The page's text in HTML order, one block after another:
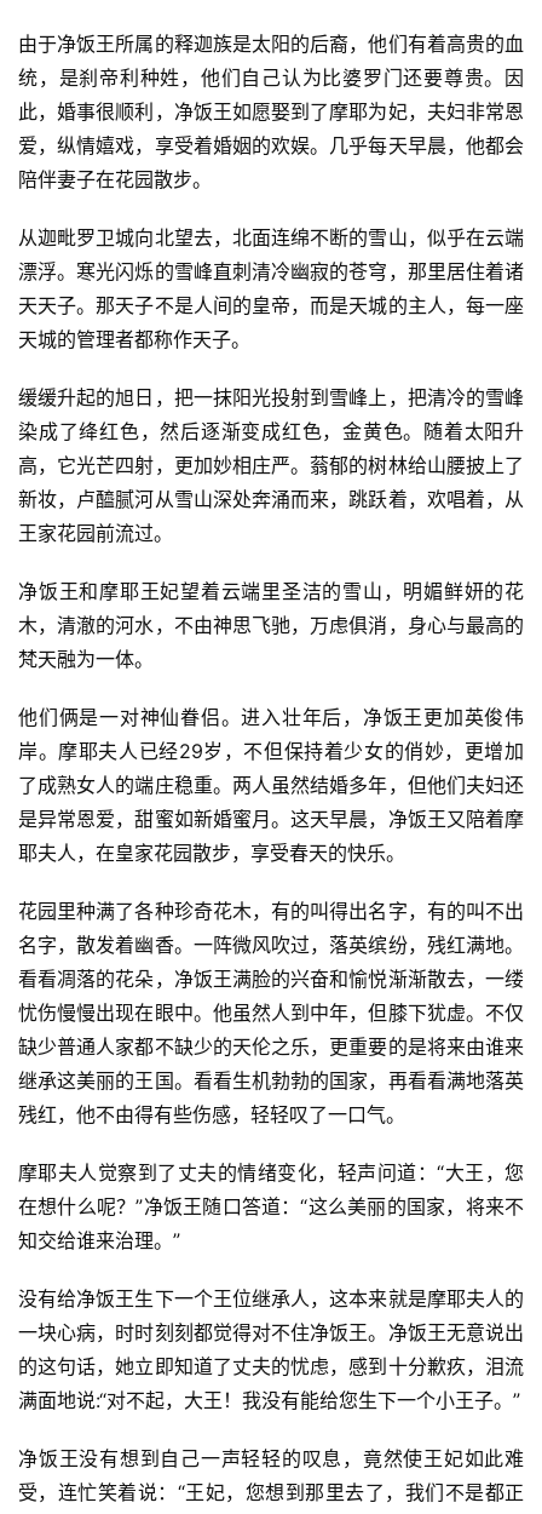
由于净饭王所属的释迦族是太阳的后裔，他们有着高贵的血
统，是刹帝利种姓，他们自己认为比婆罗门还要尊贵。因
此，婚事很顺利，净饭王如愿娶到了摩耶为妃，夫妇非常恩
爱，纵情嬉戏，享受着婚姻的欢娱。几乎每天早晨，他都会
陪伴妻子在花园散步。
从迦毗罗卫城向北望去，北面连绵不断的雪山，似乎在云端
漂浮。寒光闪烁的雪峰直刺清冷幽寂的苍穹，那里居住着诸
天天子。那天子不是人间的皇帝，而是天城的主人，每一座
天城的管理者都称作天子。
缓缓升起的旭日，把一抹阳光投射到雪峰上，把清冷的雪峰
染成了绛红色，然后逐渐变成红色，金黄色。随着太阳升
高，它光芒四射，更加妙相庄严。蓊郁的树林给山腰披上了
新妆，卢醯腻河从雪山深处奔涌而来，跳跃着，欢唱着，从
王家花园前流过。
净饭王和摩耶王妃望着云端里圣洁的雪山，明媚鲜妍的花
木，清澈的河水，不由神思飞驰，万虑俱消，身心与最高的
梵天融为一体。
他们俩是一对神仙眷侣。进入壮年后，净饭王更加英俊伟
岸。摩耶夫人已经29岁，不但保持着少女的俏妙，更增加
了成熟女人的端庄稳重。两人虽然结婚多年，但他们夫妇还
是异常恩爱，甜蜜如新婚蜜月。这天早晨，净饭王又陪着摩
耶夫人，在皇家花园散步，享受春天的快乐。
花园里种满了各种珍奇花木，有的叫得出名字，有的叫不出
名字，散发着幽香。一阵微风吹过，落英缤纷，残红满地。
看看凋落的花朵，净饭王满脸的兴奋和愉悦渐渐散去，一缕
忧伤慢慢出现在眼中。他虽然人到中年，但膝下犹虚。不仅
缺少普通人家都不缺少的天伦之乐，更重要的是将来由谁来
继承这美丽的王国。看看生机勃勃的国家，再看看满地落英
残红，他不由得有些伤感，轻轻叹了一口气。
摩耶夫人觉察到了丈夫的情绪变化，轻声问道：“大王，您
在想什么呢？”净饭王随口答道：“这么美丽的国家，将来不
知交给谁来治理。”
没有给净饭王生下一个王位继承人，这本来就是摩耶夫人的
一块心病，时时刻刻都觉得对不住净饭王。净饭王无意说出
的这句话，她立即知道了丈夫的忧虑，感到十分歉疚，泪流
满面地说:“对不起，大王！我没有能给您生下一个小王子。”
净饭王没有想到自己一声轻轻的叹息，竟然使王妃如此难
受，连忙笑着说：“王妃，您想到那里去了，我们不是都正